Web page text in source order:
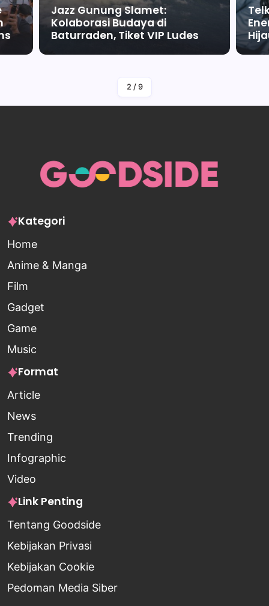
Jazz Gunung Slamet:
Kolaborasi Budaya di
Baturraden, Tiket VIP Ludes
By Falah Malaika Az Zahra
2 / 9
Kategori
Home
Anime & Manga
Film
Gadget
Game
Music
Format
Article
News
Trending
Infographic
Video
Link Penting
Tentang Goodside
Kebijakan Privasi
Kebijakan Cookie
Pedoman Media Siber